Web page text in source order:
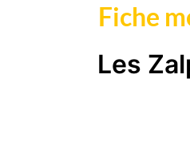
Fiche
Les